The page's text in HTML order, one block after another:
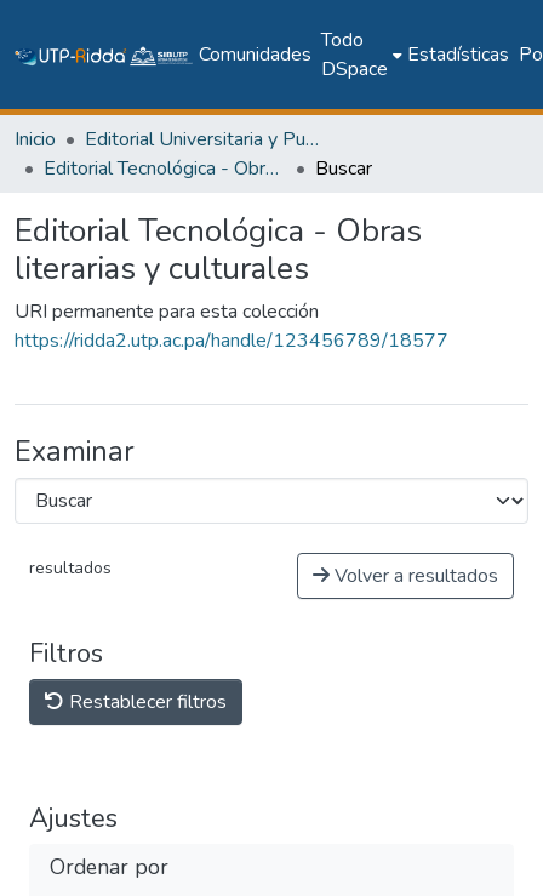
Comunidades
Todo
DSpace
Estadísticas
Inicio
Editorial Universitaria y Publicaciones Seriadas
Editorial Tecnológica - Obras literarias y culturales
Buscar
Editorial Tecnológica - Obras
literarias y culturales
URI permanente para esta colección
https://ridda2.utp.ac.pa/handle/123456789/18577
Examinar
resultados Volver a resultados
Filtros
Restablecer filtros
Ajustes
Ordenar por